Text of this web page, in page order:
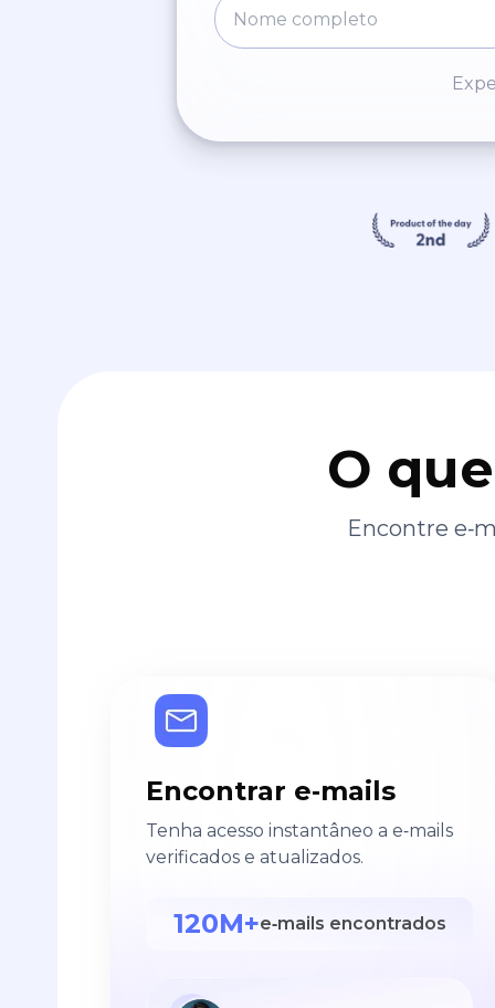
O
Encontre
Encontrar e‑mails
Tenha acesso instantâneo a e‑mails
verificados e atualizados.
120M+e‑mails encontrados